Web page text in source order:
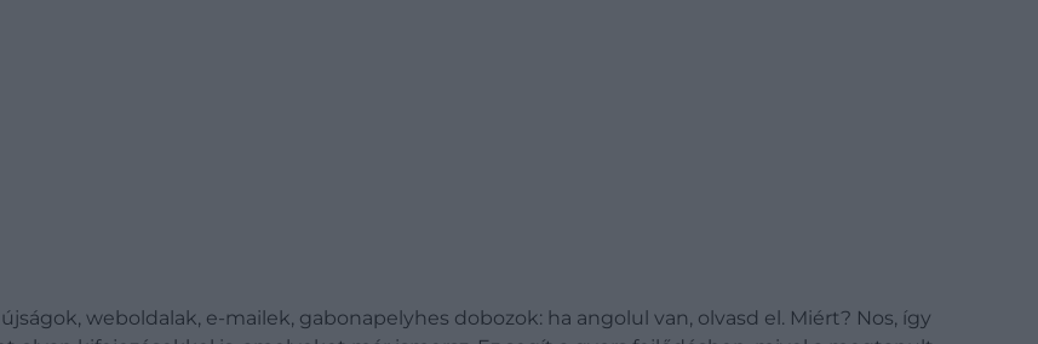
weboldalak, e-mailek, gabonapelyhes dobozok: ha angolul van, olvasd el. Miért? Nos, így